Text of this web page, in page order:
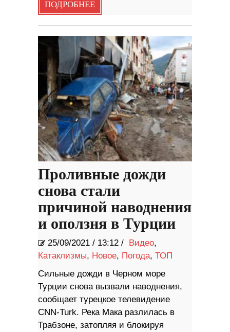
ПОДРОБНЕЕ
Проливные дожди
снова стали
причиной наводнения
и оползня в Турции
25/09/2021 / 13:12 / Видео,
Катаклизмы, Новое, Погода, ТОП
Сильные дожди в Черном море
Турции снова вызвали наводнения,
сообщает турецкое телевидение
CNN-Turk. Река Мака разлилась в
Трабзоне, затопляя и блокируя